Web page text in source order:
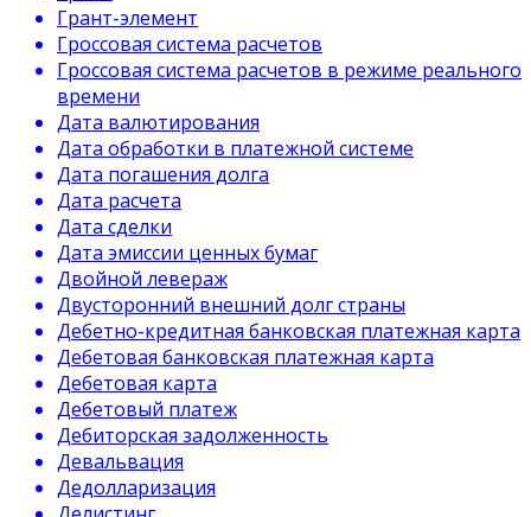
Грант-элемент
Гроссовая система расчетов
Гроссовая система расчетов в режиме реального
времени
Дата валютирования
Дата обработки в платежной системе
Дата погашения долга
Дата расчета
Дата сделки
Дата эмиссии ценных бумаг
Двойной левераж
Двусторонний внешний долг страны
Дебетно-кредитная банковская платежная карта
Дебетовая банковская платежная карта
Дебетовая карта
Дебетовый платеж
Дебиторская задолженность
Девальвация
Дедолларизация